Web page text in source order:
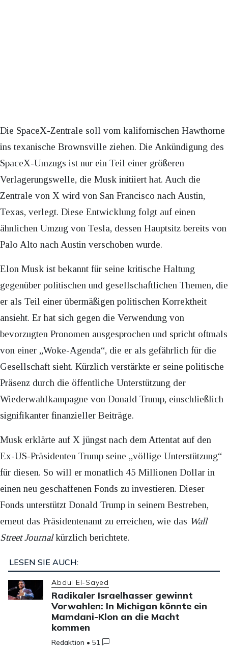
Die SpaceX-Zentrale soll vom kalifornischen Hawthorne
ins texanische Brownsville ziehen. Die Ankündigung des
SpaceX-Umzugs ist nur ein Teil einer größeren
Verlagerungswelle, die Musk initiiert hat. Auch die
Zentrale von X wird von San Francisco nach Austin,
Texas, verlegt. Diese Entwicklung folgt auf einen
ähnlichen Umzug von Tesla, dessen Hauptsitz bereits von
Palo Alto nach Austin verschoben wurde.
Elon Musk ist bekannt für seine kritische Haltung
gegenüber politischen und gesellschaftlichen Themen, die
er als Teil einer übermäßigen politischen Korrektheit
ansieht. Er hat sich gegen die Verwendung von
bevorzugten Pronomen ausgesprochen und spricht oftmals
von einer „Woke-Agenda“, die er als gefährlich für die
Gesellschaft sieht. Kürzlich verstärkte er seine politische
Präsenz durch die öffentliche Unterstützung der
Wiederwahlkampagne von Donald Trump, einschließlich
signifikanter finanzieller Beiträge.
Musk erklärte auf X jüngst nach dem Attentat auf den
Ex-US-Präsidenten Trump seine „völlige Unterstützung“
für diesen. So will er monatlich 45 Millionen Dollar in
einen neu geschaffenen Fonds zu investieren. Dieser
Fonds unterstützt Donald Trump in seinem Bestreben,
erneut das Präsidentenamt zu erreichen, wie das Wall
Street Journalkürzlich berichtete.
LESEN SIE AUCH:
Abdul El-Sayed
Radikaler Israelhasser gewinnt
Vorwahlen: In Michigan könnte ein
Mamdani-Klon an die Macht
kommen
Redaktion •51